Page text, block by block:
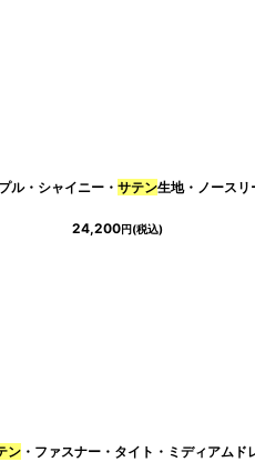
・シャイニー・ サテン生地・ノースリ
24,200円(税込)
ン ・ファスナー・タイト・ミディアムド